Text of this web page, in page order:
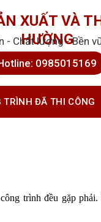
XUẤT VÀ
HƯỜNG
- Chất lượng - Bền
0985015169
TRÌNH ĐÃ THI CÔNG
trình đều gặp